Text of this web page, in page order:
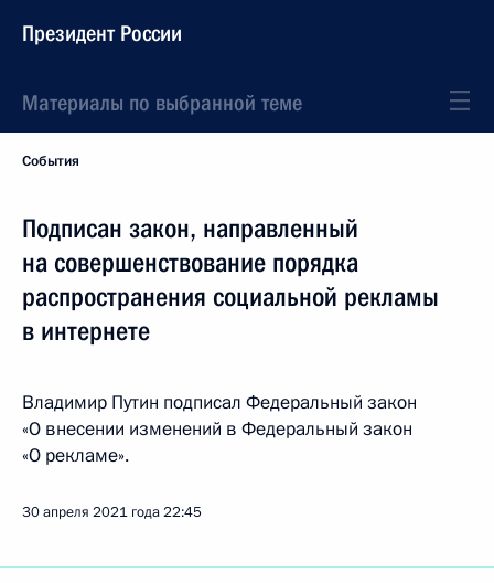
Президент России
Материалы по выбранной теме
События
Подписан закон, направленный
на совершенствование порядка
распространения социальной рекламы
в интернете
Владимир Путин подписал Федеральный закон
«О внесении изменений в Федеральный закон
«О рекламе».
30 апреля 2021 года22:45